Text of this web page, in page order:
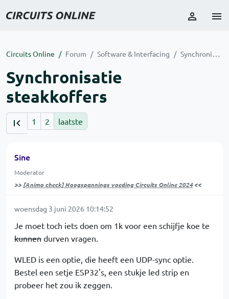
Circuits Online Forum Software & Interfacing Synchronisatie steakkoffers
Synchronisatie
steakkoffers
1 2 laatste
Sine
Moderator
>> [Animo check] Hoogspannings voeding Circuits Online 2024<<
woensdag 3 juni 2026 10:14:52
Je moet toch iets doen om 1k voor een schijfje koe te
kunnen durven vragen.
WLED is een optie, die heeft een UDP-sync optie.
Bestel een setje ESP32's, een stukje led strip en
probeer het zou ik zeggen.